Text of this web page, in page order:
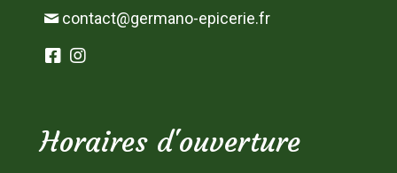
contact@germano-epicerie.fr
Horaires d'ouverture